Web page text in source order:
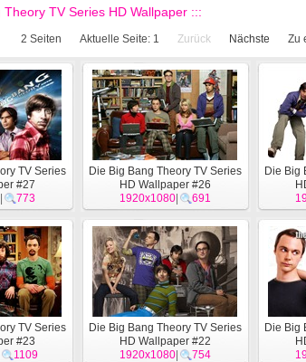
Theory TV Series HD Wallpaper :::
2 Seiten Aktuelle Seite: 1 Zurück Nächste Zu
TV Series
#27
773
Die Big Bang Theory TV Series
HD Wallpaper #26
1920x1080| 691
Die Big
TV Series
#23
1109
Die Big Bang Theory TV Series
HD Wallpaper #22
1920x1080| 754
Die Big